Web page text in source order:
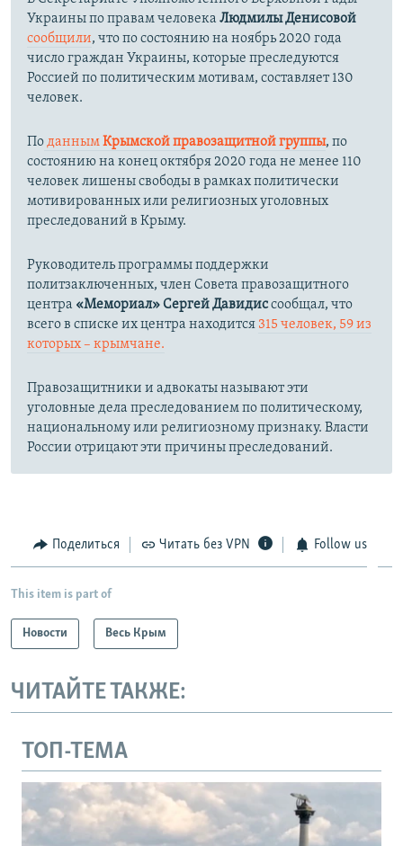
Украины по правам человека Людмилы Денисовой
сообщили, что по состоянию на ноябрь 2020 года
число граждан Украины, которые преследуются
Россией по политическим мотивам, составляет 130
человек.
ПоданнымКрымской правозащитной группы, по
состоянию на конец октября 2020 года не менее 110
человек лишены свободы в рамках политически
мотивированных или религиозных уголовных
преследований в Крыму.
Руководитель программы поддержки
политзаключенных, член Совета правозащитного
центра «Мемориал»Сергей Давидиссообщал, что
всего в списке их центра находится 315 человек, 59 из
которых – крымчане.​
Правозащитники и адвокаты называют эти
уголовные дела преследованием по политическому,
национальному или религиозному признаку. Власти
России отрицают эти причины преследований.
Поделиться Читать без VPN Follow us
This item is part of
Новости Весь Крым
ЧИТАЙТЕ ТАКЖЕ:
ТОП-ТЕМА